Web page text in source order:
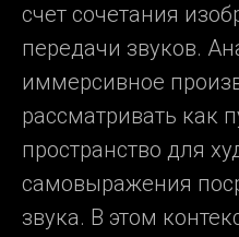
счет сочетания
передачи звуков.
иммерсивное
рассматривать как
пространство для
самовыражения
звука. В этом